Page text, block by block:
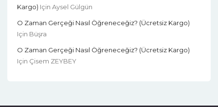
Kargo) Için Aysel Gülgün
O Zaman Gerçeği Nasıl Öğreneceğiz? (Ücretsiz Kargo)
Için Büşra
O Zaman Gerçeği Nasıl Öğreneceğiz? (Ücretsiz Kargo)
Için Çisem ZEYBEY